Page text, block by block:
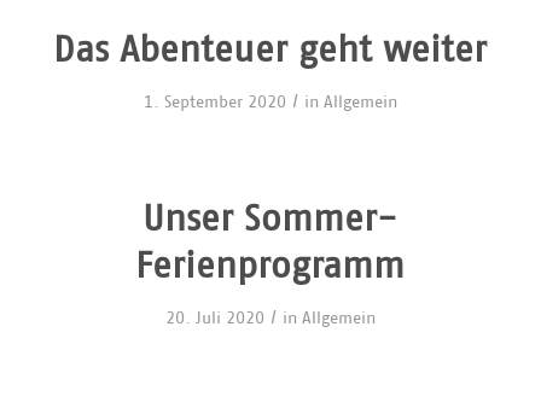
Das Abenteuer geht weiter
1. September 2020 / in Allgemein
Unser Sommer-
Ferienprogramm
20. Juli 2020 / in Allgemein